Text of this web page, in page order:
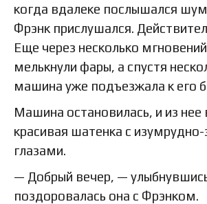
когда вдалеке послышался
Фрэнк прислушался.
Еще через несколько
мелькнули фары, а спустя
машина уже подъезжала к его
Машина остановилась, и из
красивая шатенка с
глазами.
— Добрый вечер, —
поздоровалась она с Фрэнком.